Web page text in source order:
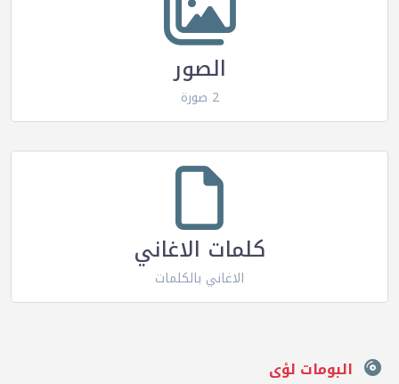
الصور
2 صورة
كلمات الاغاني
الاغاني بالكلمات
البومات لؤى